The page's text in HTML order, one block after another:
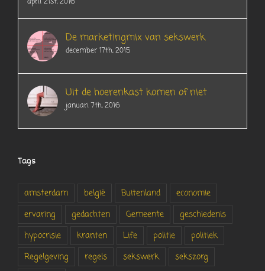
De marketingmix van sekswerk
december 17th, 2015
Uit de hoerenkast komen of niet
januari 7th, 2016
Tags
amsterdam belgië Buitenland
economie
ervaring
gedachten Gemeente
geschiedenis
hypocrisie
kranten Life politie
politiek
Regelgeving
regels sekswerk
sekszorg